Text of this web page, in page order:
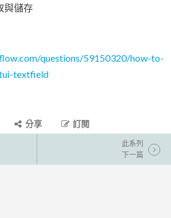
與儲存
questions/59150320/how-to-
textfield
分享 訂閱
此系列
下一篇